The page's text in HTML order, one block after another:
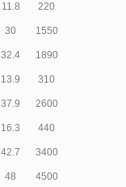
11.8 220
30 1550
32.4 1890
13.9 310
37.9 2600
16.3 440
42.7 3400
48 4500